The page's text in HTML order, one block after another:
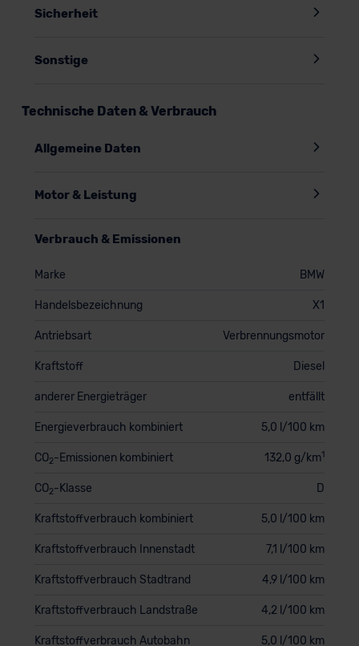
Sicherheit
Sonstige
Technische Daten & Verbrauch
Allgemeine Daten
Motor & Leistung
Verbrauch & Emissionen
Marke BMW
Handelsbezeichnung X1
Antriebsart Verbrennungsmotor
Kraftstoff Diesel
anderer Energieträger entfällt
Energieverbrauch kombiniert 5,0 l/100 km
CO2-Emissionen kombiniert 132,0 g/km1
CO2-Klasse D
Kraftstoffverbrauch kombiniert 5,0 l/100 km
Kraftstoffverbrauch Innenstadt 7,1 l/100 km
Kraftstoffverbrauch Stadtrand 4,9 l/100 km
Kraftstoffverbrauch Landstraße 4,2 l/100 km
Kraftstoffverbrauch Autobahn 5,0 l/100 km